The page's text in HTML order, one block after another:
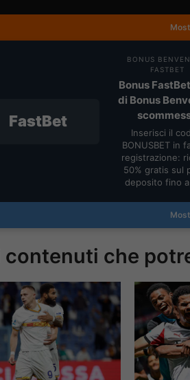
FastBet
BONUS
FASTBET
Bonus
di Bonus
Inserisci il
BONUSBET in
registrazione:
50% gratis sul
deposito fino
che